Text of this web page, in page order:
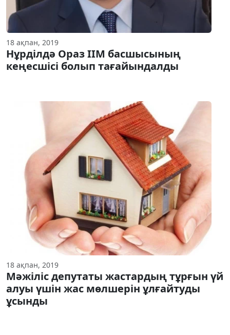
18 ақпан, 2019
Нұрділдә Ораз ІІМ басшысының
кеңесшісі болып тағайындалды
18 ақпан, 2019
Мәжіліс депутаты жастардың тұрғын үй
алуы үшін жас мөлшерін ұлғайтуды
ұсынды